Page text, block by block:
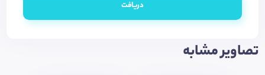
دریافت
تصاویر مشابه